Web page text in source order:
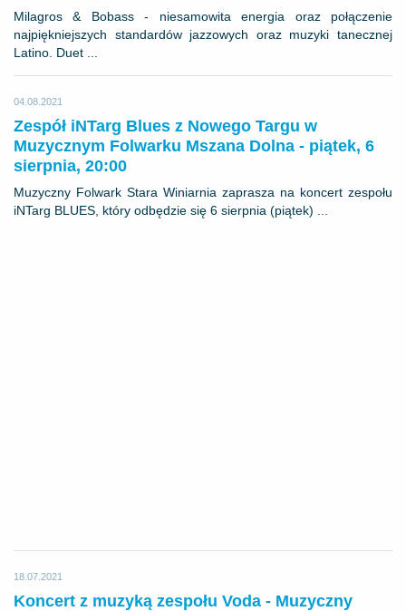
Milagros & Bobass - niesamowita energia oraz połączenie
najpiękniejszych standardów jazzowych oraz muzyki tanecznej
Latino. Duet ...
04.08.2021
Zespół iNTarg Blues z Nowego Targu w
Muzycznym Folwarku Mszana Dolna - piątek, 6
sierpnia, 20:00
Muzyczny Folwark Stara Winiarnia zaprasza na koncert zespołu
iNTarg BLUES, który odbędzie się 6 sierpnia (piątek) ...
18.07.2021
Koncert z muzyką zespołu Voda - Muzyczny